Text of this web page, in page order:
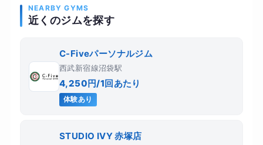
NEARBY GYMS
近くのジムを探す
C-Fiveパーソナルジム
西武新宿線沼袋駅
4,250円/1回あたり
体験あり
STUDIO IVY 赤塚店